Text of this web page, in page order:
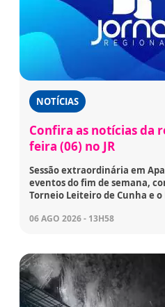
NOTÍCIAS
Confira as notícias da
feira (06) no JR
Sessão extraordinária em
eventos do fim de semana,
Torneio Leiteiro de Cunha e
06 AGO 2026 - 13H58